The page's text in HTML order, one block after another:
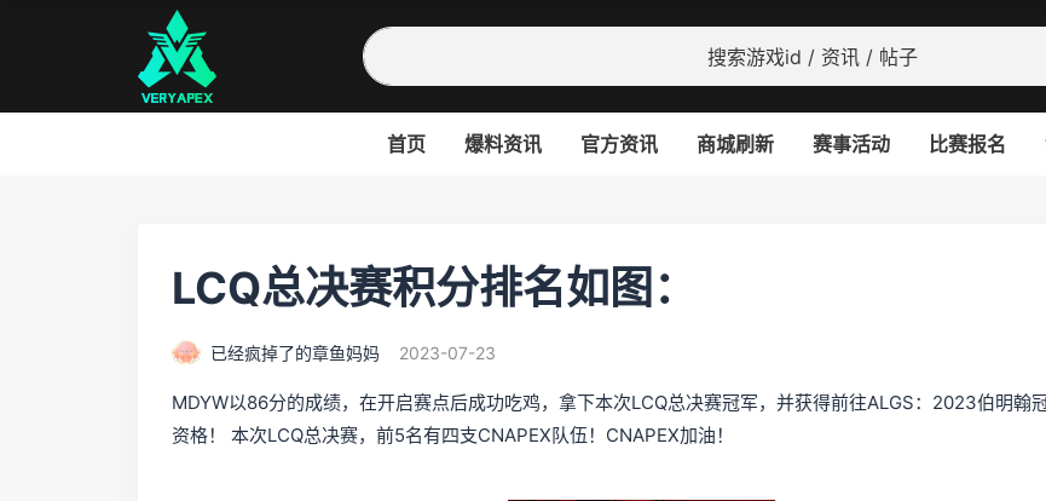
首页 爆料资讯 官方资讯 商城刷新 赛事活动 比赛报名
LCQ总决赛积分排名如图：
已经疯掉了的章鱼妈妈 2023-07-23
MDYW以86分的成绩，在开启赛点后成功吃鸡，拿下本次LCQ总决赛冠军，并获得前往ALGS：2023伯明翰
资格！ 本次LCQ总决赛，前5名有四支CNAPEX队伍！CNAPEX加油！